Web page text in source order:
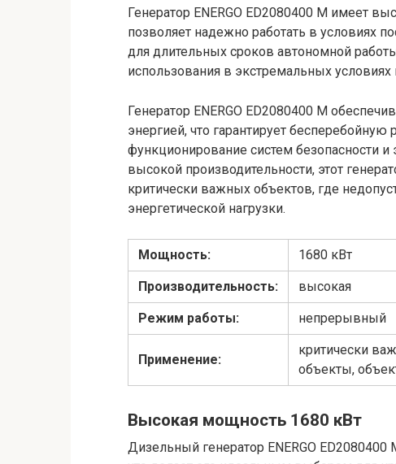
Генератор ENERGO ED2080400 M имеет
позволяет надежно работать в условиях
для длительных сроков автономной
использования в экстремальных
Генератор ENERGO ED2080400 M
энергией, что гарантирует бесперебойную
функционирование систем безопасности
высокой производительности, этот
критически важных объектов, где
энергетической нагрузки.
Мощность: 1680 кВт
Производительность: высокая
Режим работы: непрерывный
Применение:
критически
объекты,
Высокая мощность 1680 кВт
Дизельный генератор ENERGO